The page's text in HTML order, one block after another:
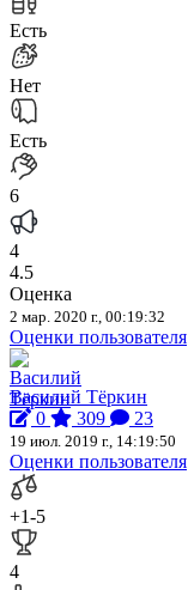
Есть
Нет
Есть
6
4
4.5
Оценка
2 мар. 2020 г., 00:19:32
Оценки пользователя
Василий Тёркин
0
309 23
19 июл. 2019 г., 14:19:50
Оценки пользователя
+1-5
4